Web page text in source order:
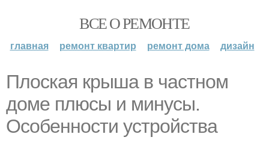
ВСЕ О РЕМОНТЕ
главная ремонт квартир ремонт дома дизайн
Плоская крыша в частном
доме плюсы и минусы.
Особенности устройства